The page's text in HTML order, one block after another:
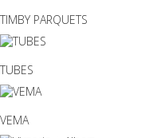
TIMBY PARQUETS
TUBES
VEMA